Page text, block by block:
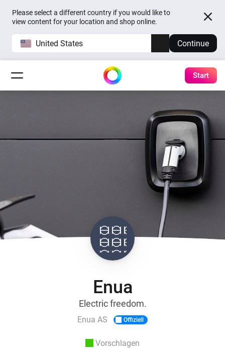
Please select a different country if you would like to
view content for your location and shop online.
United States Continue
Start
Enua
Electric freedom.
Enua AS Offiziell
Vorschlagen